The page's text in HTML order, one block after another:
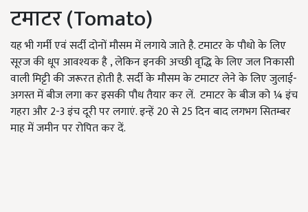
टमाटर (Tomato)
यह भी गर्मी एवं सर्दी दोनों मौसम में लगाये जाते है. टमाटर के पौधो के लिए
सूरज की धूप आवश्यक है , लेकिन इनकी अच्छी वृद्धि के लिए जल निकासी
वाली मिट्टी की जरूरत होती है. सर्दी के मौसम के टमाटर लेने के लिए जुलाई-
अगस्त में बीज लगा कर इसकी पौध तैयार कर लें. टमाटर के बीज को ¼ इंच
गहरा और 2-3 इंच दूरी पर लगाएं. इन्हें 20 से 25 दिन बाद लगभग सितम्बर
माह में जमीन पर रोपित कर दें.